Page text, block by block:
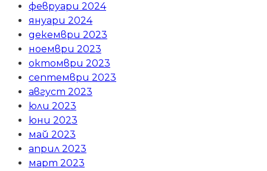
февруари 2024
януари 2024
декември 2023
ноември 2023
октомври 2023
септември 2023
август 2023
юли 2023
юни 2023
май 2023
април 2023
март 2023